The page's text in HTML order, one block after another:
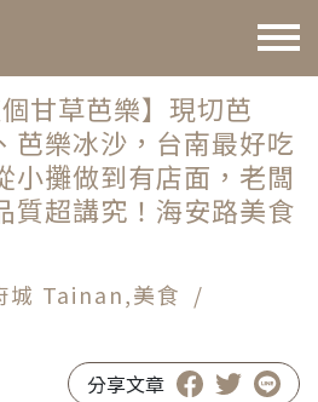
甘草芭樂】現切芭
芭樂冰沙，台南最好吃
小攤做到有店面，老闆
質超講究！海安路美食
城 Tainan,美食 /
分享文章